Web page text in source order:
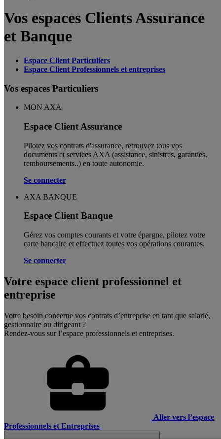
Vos espaces Clients Assurance
et Banque
Espace Client Particuliers
Espace Client Professionnels et entreprises
Vos espaces Particuliers
MON AXA
Espace Client Assurance
Pilotez vos contrats d'assurance, retrouvez tous vos
documents et services AXA (assistance, sinistres, garanties,
remboursements..) en toute autonomie. ​
Se connecter
AXA BANQUE
Espace Client Banque
Gérez vos comptes courants et votre épargne, pilotez votre
carte bancaire et effectuez toutes vos opérations courantes.
Se connecter
Votre espace client professionnel et
entreprise
Votre besoin concerne vos contrats d’entreprise en tant que salarié,
gestionnaire ou dirigeant ?
Rendez-vous sur l’espace professionnels et entreprises.
Aller vers l’espace
Professionnels et Entreprises